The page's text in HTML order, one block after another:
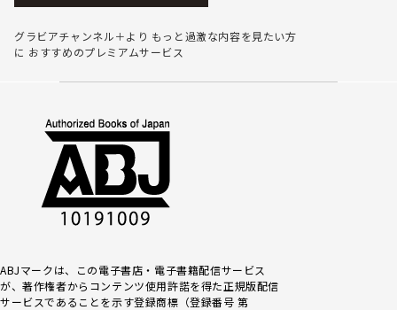
グラビアチャンネル＋より もっと過激な内容を見たい方
に おすすめのプレミアムサービス
ABJマークは、この電子書店・電子書籍配信サービス
が、著作権者からコンテンツ使用許諾を得た正規版配信
サービスであるこ とを示す登録商標（登録番号 第